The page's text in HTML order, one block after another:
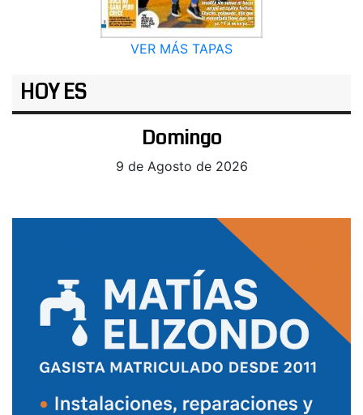
VER MÁS TAPAS
HOY ES
Domingo
9 de Agosto de 2026